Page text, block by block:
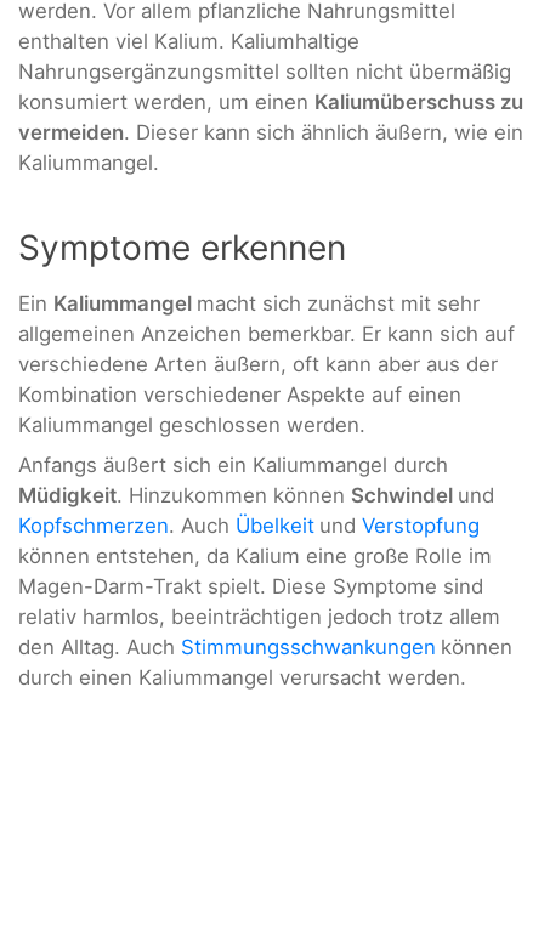
werden. Vor allem pflanzliche Nahrungsmittel
enthalten viel Kalium. Kaliumhaltige
Nahrungsergänzungsmittel sollten nicht übermäßig
konsumiert werden, um einen Kaliumüberschuss zu
vermeiden. Dieser kann sich ähnlich äußern, wie ein
Kaliummangel.
Symptome erkennen
Ein Kaliummangel macht sich zunächst mit sehr
allgemeinen Anzeichen bemerkbar. Er kann sich auf
verschiedene Arten äußern, oft kann aber aus der
Kombination verschiedener Aspekte auf einen
Kaliummangel geschlossen werden.
Anfangs äußert sich ein Kaliummangel durch
Müdigkeit. Hinzukommen können Schwindel und
Kopfschmerzen. Auch Übelkeit und Verstopfung
können entstehen, da Kalium eine große Rolle im
Magen-Darm-Trakt spielt. Diese Symptome sind
relativ harmlos, beeinträchtigen jedoch trotz allem
den Alltag. Auch Stimmungsschwankungen können
durch einen Kaliummangel verursacht werden.